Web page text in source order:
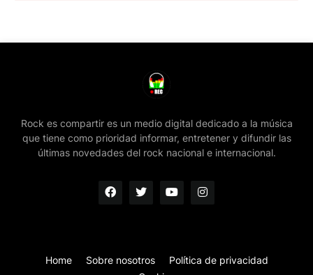
Rock es compartir es un medio digital dedicado a la música
que tiene como prioridad informar, entretener y difundir las
últimas novedades del rock nacional e internacional.
Home Sobre nosotros
Política de privacidad